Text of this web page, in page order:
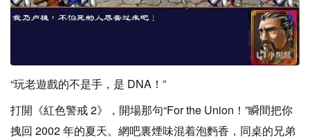
“玩老遊戲的不是手，是 DNA！”
打開《紅色警戒 2》，開場那句“For the Union！”瞬間把你
拽回 2002 年的夏天。網吧裏煙味混着泡麪香，同桌的兄弟